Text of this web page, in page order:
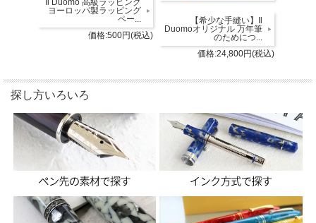
ヨーロッパ製ラッピング
ペー...
価格:500円(税込)
【希少な手縫い】Il
Duomoオリジナル 万年筆
のためにつ...
価格:24,800円(税込)
探し方いろいろ